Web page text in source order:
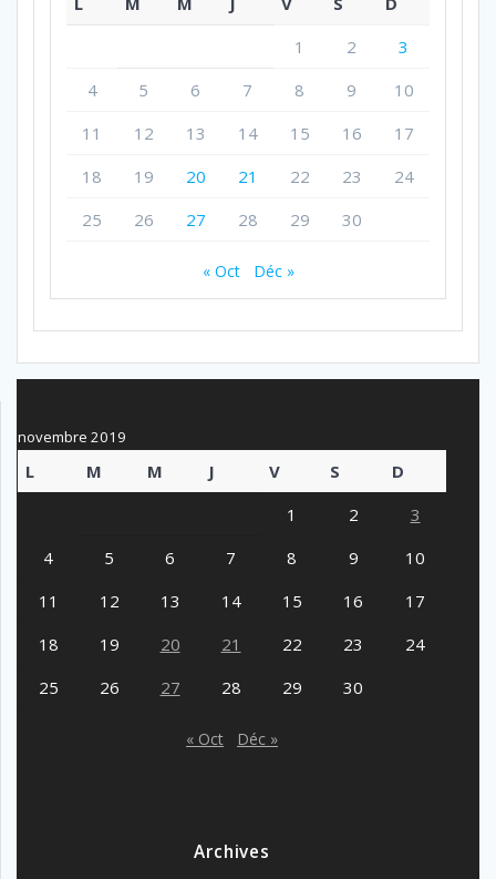
1
2
3
4
5 6 7 8 9
10
11
12 13 14 15 16
17
18
19 20 21 22 23
24
25
26 27 28 29 30
« Oct Déc »
novembre 2019
L M M J V S
D
1
2
3
4
5 6 7 8 9
10
11
12 13 14 15 16
17
18
19 20 21 22 23
24
25
26 27 28 29 30
« Oct Déc »
Archives